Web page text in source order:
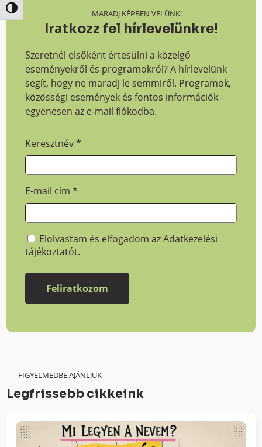
Nagy kontraszt váltásaMARADJ KÉPBEN VELÜNK!
Iratkozz fel hírlevelünkre!
Szeretnél elsőként értesülni a közelgő
eseményekről és programokról? A hírlevelünk
segít, hogy ne maradj le semmiről. Programok,
közösségi események és fontos információk -
egyenesen az e-mail fiókodba.
Keresztnév*
E-mail cím*
Elolvastam és elfogadom azAdatkezelési
tájékoztatót.
FIGYELMEDBE AJÁNLJUK
Legfrissebb cikkeink